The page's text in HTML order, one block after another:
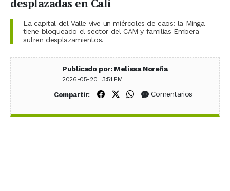
desplazadas en Cali
La capital del Valle vive un miércoles de caos: la Minga
tiene bloqueado el sector del CAM y familias Embera
sufren desplazamientos.
Publicado por: Melissa Noreña
2026-05-20 | 3:51 PM
Compartir: Compartir en Facebook
Compartir en X (Twitter)
Compartir en WhatsApp
Comentarios